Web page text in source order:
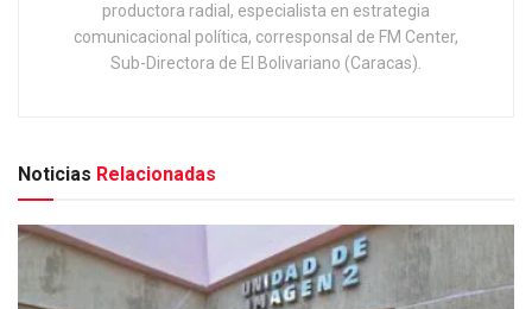
productora radial, especialista en estrategia
comunicacional política, corresponsal de FM Center,
Sub-Directora de El Bolivariano (Caracas).
Noticias Relacionadas